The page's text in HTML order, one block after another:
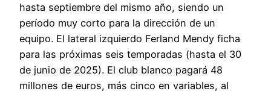
hasta septiembre del mismo año, siendo un
período muy corto para la dirección de un
equipo. El lateral izquierdo Ferland Mendy ficha
para las próximas seis temporadas (hasta el 30
de junio de 2025). El club blanco pagará 48
millones de euros, más cinco en variables, al